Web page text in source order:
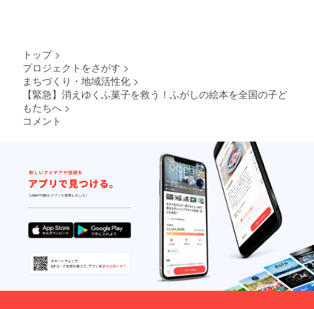
数まで
の発送
れてい
ます。
材の供
給状
況、製
造工程
上の都
合等に
より出
荷時期
が遅れ
る場合
があり
ます。
※備考欄
に欲し
内に配
送 配送
国内配
送のみ
となり
ます。
※お届け
日は
「お届
け予
定」月
の月末
です。
※こちら
のリ
ターン
会にし
なセッ
トで
す！ ※
国内配
送のみ
となり
ます。
※お届け
日は
「お届
け予
定」月
の月末
です。
る場合
式会社
株式会
社水野
製菓 🔴
活用方
法 ・お
子様と
の読み
聞かせ
タイム
・家族
でのお
やつタ
イム ・
プレゼ
造)、黒
麦蛋白
(グルテ
ン)/カラ
メル色
素、膨
張剤
【内容
量】 30
本 / 1箱
あたり
【賞味
期限】
180日
麦蛋白
(グルテ
張剤
【内容
量】150
本 【賞
味期
限】180
日 【製
造元】
株式会
社水野
製菓
【販売
元】 株
式会社
トップ >
プロジェクトをさがす >
まちづくり・地域活性化 >
【緊急】消えゆくふ菓子を救う！ふがしの絵本を全国の子ど
もたちへ >
コメント